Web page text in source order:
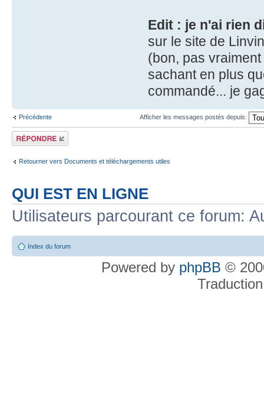
Edit : je n'ai rien
sur le site de
(bon, pas
sachant en plus
commandé... je
Précédente Afficher les messages postés depuis:
Répondre
Retourner vers Documents et téléchargements utiles
QUI EST EN LIGNE
Utilisateurs parcourant ce forum:
Index du forum
Powered by phpBB ©